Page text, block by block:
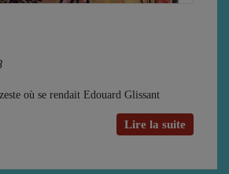
où se rendait Edouard Glissant
Lire la suite